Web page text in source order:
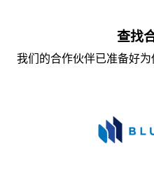
查找
我们的合作伙伴已准备好为